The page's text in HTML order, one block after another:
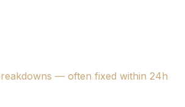
— often fixed within 24h